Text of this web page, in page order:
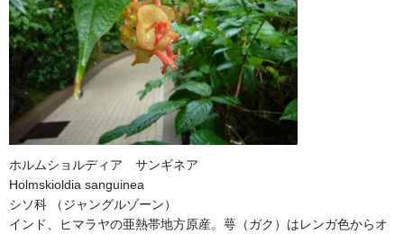
ホルムショルディア サンギネア
Holmskioldia sanguinea
シソ科 （ジャングルゾーン）
インド、ヒマラヤの亜熱帯地方原産。萼（ガク）はレンガ色からオ